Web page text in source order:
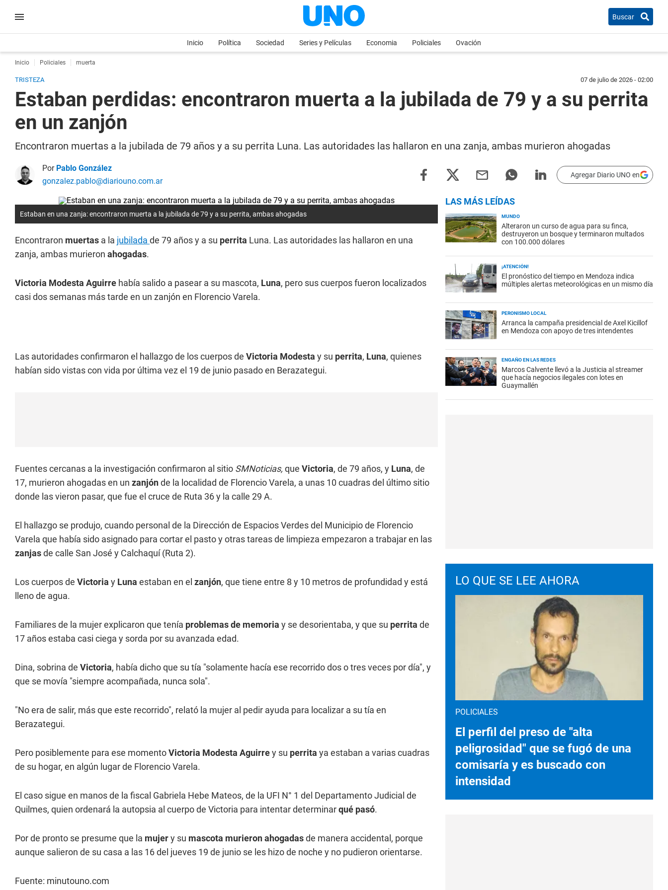
Buscar
Inicio Política Sociedad Series y Películas Economia Policiales Ovación
Inicio Policiales muerta
TRISTEZA 07 de julio de 2026 - 02:00
Estaban perdidas: encontraron muerta a la jubilada de 79 y a su perrita
en un zanjón
Encontraron muertas a la jubilada de 79 años y a su perrita Luna. Las autoridades las hallaron en una zanja, ambas murieron ahogadas
Por Pablo González
gonzalez.pablo@diariouno.com.ar
Agregar Diario UNO en
Estaban en una zanja: encontraron muerta a la jubilada de 79 y a su perrita, ambas ahogadas
Encontraron muertas a la jubilada de 79 años y a su perrita Luna. Las autoridades las hallaron en una
zanja, ambas murieron ahogadas.
Victoria Modesta Aguirre había salido a pasear a su mascota, Luna, pero sus cuerpos fueron localizados
casi dos semanas más tarde en un zanjón en Florencio Varela.
Las autoridades confirmaron el hallazgo de los cuerpos de Victoria Modesta y su perrita, Luna, quienes
habían sido vistas con vida por última vez el 19 de junio pasado en Berazategui.
Fuentes cercanas a la investigación confirmaron al sitio SMNoticias, que Victoria, de 79 años, y Luna, de
17, murieron ahogadas en un zanjónde la localidad de Florencio Varela, a unas 10 cuadras del último sitio
donde las vieron pasar, que fue el cruce de Ruta 36 y la calle 29 A.
El hallazgo se produjo, cuando personal de la Dirección de Espacios Verdes del Municipio de Florencio
Varela que había sido asignado para cortar el pasto y otras tareas de limpieza empezaron a trabajar en las
zanjasde calle San José y Calchaquí (Ruta 2).
Los cuerpos de Victoria y Luna estaban en el zanjón, que tiene entre 8 y 10 metros de profundidad y está
lleno de agua.
Familiares de la mujer explicaron que tenía problemas de memoria y se desorientaba, y que su perrita de
17 años estaba casi ciega y sorda por su avanzada edad.
Dina, sobrina de Victoria, había dicho que su tía "solamente hacía ese recorrido dos o tres veces por día", y
que se movía "siempre acompañada, nunca sola".
"No era de salir, más que este recorrido", relató la mujer al pedir ayuda para localizar a su tía en
Berazategui.
Pero posiblemente para ese momentoVictoria Modesta Aguirrey su perrita ya estaban a varias cuadras
de su hogar, en algún lugar de Florencio Varela.
El caso sigue en manos de la fiscal Gabriela Hebe Mateos, de la UFI N° 1 del Departamento Judicial de
Quilmes, quien ordenará la autopsia al cuerpo de Victoria para intentar determinarqué pasó.
Por de pronto se presume que la mujery su mascota murieron ahogadasde manera accidental, porque
aunque salieron de su casa a las 16 del jueves 19 de junio se les hizo de noche y no pudieron orientarse.
Fuente: minutouno.com
LAS MÁS LEÍDAS
MUNDO
Alteraron un curso de agua para su finca,
destruyeron un bosque y terminaron multados
con 100.000 dólares
¡ATENCIÓN!
El pronóstico del tiempo en Mendoza indica
múltiples alertas meteorológicas en un mismo día
PERONISMO LOCAL
Arranca la campaña presidencial de Axel Kicillof
en Mendoza con apoyo de tres intendentes
ENGAÑO EN LAS REDES
Marcos Calvente llevó a la Justicia al streamer
que hacía negocios ilegales con lotes en
Guaymallén
LO QUE SE LEE AHORA
POLICIALES
El perfil del preso de "alta
peligrosidad" que se fugó de una
comisaría y es buscado con
intensidad